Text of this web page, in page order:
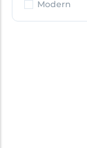
Modern